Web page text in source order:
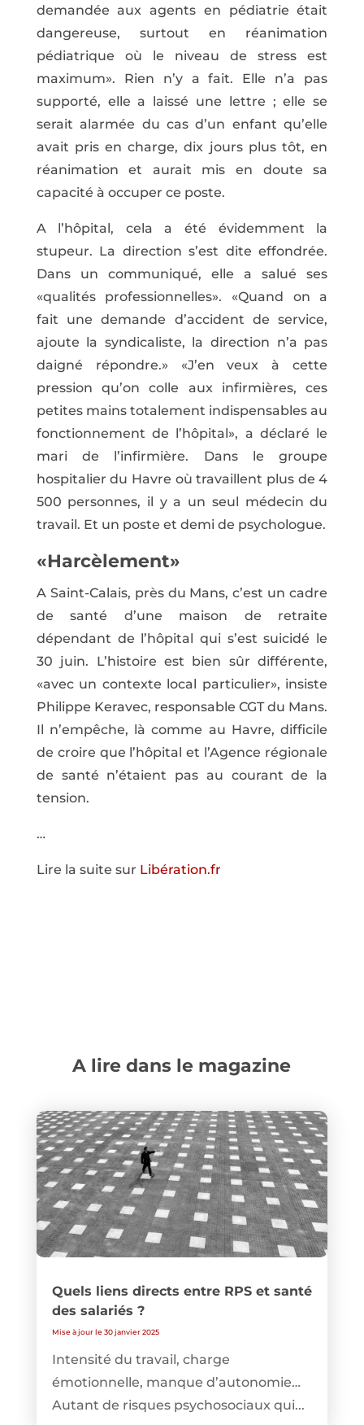
demandée aux agents en pédiatrie était
dangereuse, surtout en réanimation
pédiatrique où le niveau de stress est
maximum». Rien n’y a fait. Elle n’a pas
supporté, elle a laissé une lettre ; elle se
serait alarmée du cas d’un enfant qu’elle
avait pris en charge, dix jours plus tôt, en
réanimation et aurait mis en doute sa
capacité à occuper ce poste.
A l’hôpital, cela a été évidemment la
stupeur. La direction s’est dite effondrée.
Dans un communiqué, elle a salué ses
«qualités professionnelles». «Quand on a
fait une demande d’accident de service,
ajoute la syndicaliste, la direction n’a pas
daigné répondre.» «J’en veux à cette
pression qu’on colle aux infirmières, ces
petites mains totalement indispensables au
fonctionnement de l’hôpital», a déclaré le
mari de l’infirmière. Dans le groupe
hospitalier du Havre où travaillent plus de 4
500 personnes, il y a un seul médecin du
travail. Et un poste et demi de psychologue.
«Harcèlement»
A Saint-Calais, près du Mans, c’est un cadre
de santé d’une maison de retraite
dépendant de l’hôpital qui s’est suicidé le
30 juin. L’histoire est bien sûr différente,
«avec un contexte local particulier», insiste
Philippe Keravec, responsable CGT du Mans.
Il n’empêche, là comme au Havre, difficile
de croire que l’hôpital et l’Agence régionale
de santé n’étaient pas au courant de la
tension.
…
Lire la suite sur Libération.fr
A lire dans le magazine
Quels liens directs entre RPS et santé
des salariés ?
Mise à jour le 30 janvier 2025
Intensité du travail, charge
émotionnelle, manque d’autonomie…
Autant de risques psychosociaux qui...